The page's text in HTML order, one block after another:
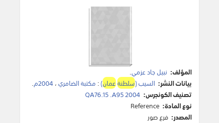
المؤلف: نبيل جاد عزمي.
بيانات النشر: السيب (سلطنةعمان)
: مكتبة الضامري، 2004م .
تصنيف الكونجرس: QA76.15 .A95 2004
نوع المادة: Reference
المصدر: فرع صور